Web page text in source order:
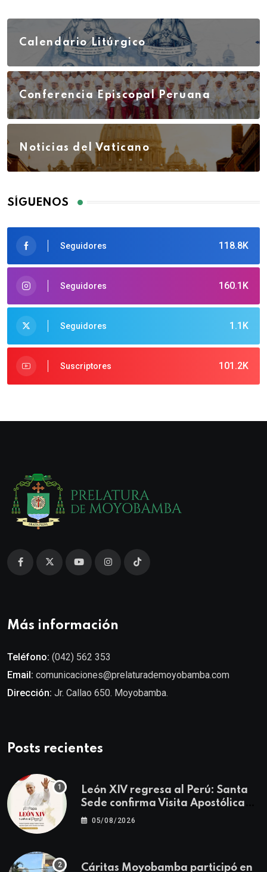
Calendario Litúrgico
Conferencia Episcopal Peruana
Noticias del Vaticano
SÍGUENOS
118.8K
Seguidores
160.1K
Seguidores
1.1K
Seguidores
101.2K
Suscriptores
Más información
Teléfono: (042) 562 353
Email: comunicaciones@prelaturademoyobamba.com
Dirección: Jr. Callao 650. Moyobamba.
Posts recientes
León XIV regresa al Perú: Santa
Sede confirma Visita Apostólica
del 11 al 17 de noviembre
05/08/2026
Cáritas Moyobamba participó en